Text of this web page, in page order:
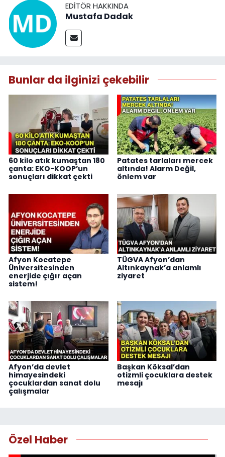
EDITÖR HAKKINDA
Mustafa Dadak
Bunlar da ilginizi çekebilir
60 kilo atık kumaştan 180
çanta: EKO-KOOP’un
sonuçları dikkat çekti
Patates tarlaları mercek
altında! Alarm Değil,
önlem var
Afyon Kocatepe
Üniversitesinden
enerjide çığır açan
sistem!
TÜGVA Afyon’dan
Altınkaynak’a anlamlı
ziyaret
Afyon’da devlet
himayesindeki
çocuklardan sanat dolu
çalışmalar
Başkan Köksal’dan
otizmli çocuklara destek
mesajı
Özel Haber